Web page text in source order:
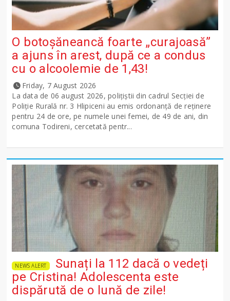
O botoșăneancă foarte „curajoasă”
a ajuns în arest, după ce a condus
cu o alcoolemie de 1,43!
Friday, 7 August 2026
La data de 06 august 2026, polițiștii din cadrul Secției de
Poliție Rurală nr. 3 Hlipiceni au emis ordonanță de reținere
pentru 24 de ore, pe numele unei femei, de 49 de ani, din
comuna Todireni, cercetată pentr...
NEWS ALERT
Sunați la 112 dacă o vedeți
pe Cristina! Adolescenta este
dispărută de o lună de zile!